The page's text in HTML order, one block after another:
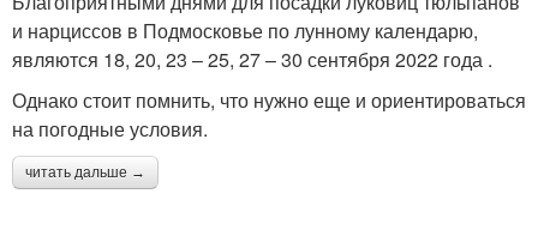
и нарциссов в Подмосковье по лунному календарю,
являются 18, 20, 23 – 25, 27 – 30 сентября 2022 года .
Однако стоит помнить, что нужно еще и ориентироваться
на погодные условия.
читать дальше →